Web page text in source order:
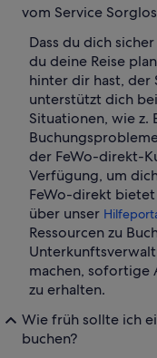
vom Service
Dass du dich
du deine Reise
hinter dir hast, der
unterstützt dich
Situationen, wie z.
der FeWo-direkt-
Verfügung, um
FeWo-direkt
über unser
Ressourcen zu
machen, sofortige
zu erhalten.
Wie früh sollte ich
buchen?